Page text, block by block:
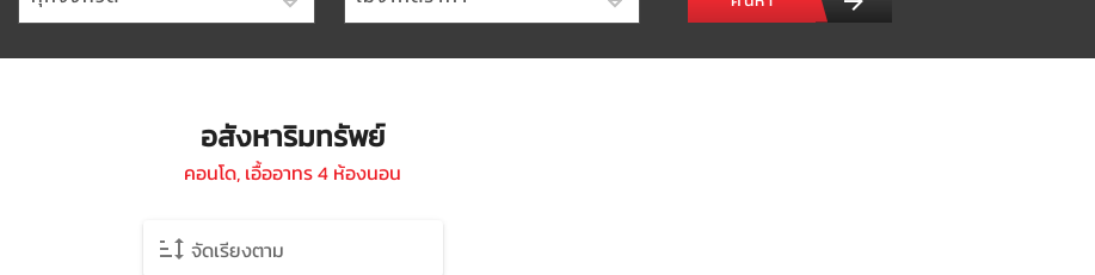
อสังหาริมทรัพย์
คอนโด, เอื้ออาทร 4 ห้องนอน
จัดเรียงตาม